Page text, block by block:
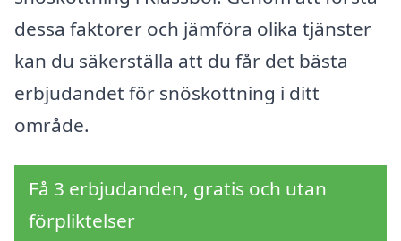
dessa faktorer och jämföra olika tjänster
kan du säkerställa att du får det bästa
erbjudandet för snöskottning i ditt
område.
Få 3 erbjudanden, gratis och utan
förpliktelser